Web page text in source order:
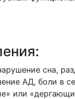
сна,
АД, боли в
или